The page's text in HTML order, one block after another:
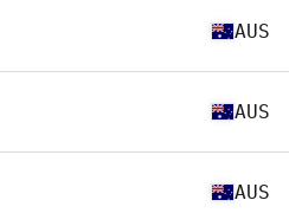
AUS
AUS
AUS